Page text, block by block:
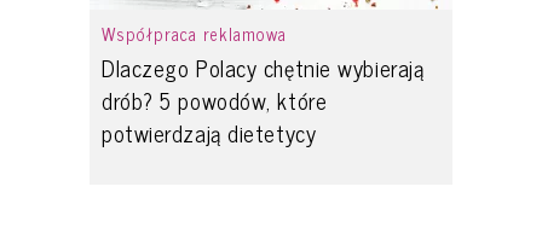
Współpraca reklamowa
Dlaczego Polacy chętnie wybierają
drób? 5 powodów, które
potwierdzają dietetycy